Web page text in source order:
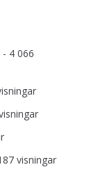
- 4 066
visningar